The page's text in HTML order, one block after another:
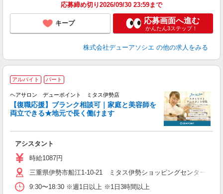
応募締め切り2026/09/30 23:59まで
キープ 応募画面へ進む
かんたん3ステップ！
株式会社デューアソシエ の他の求人をみる
アルバイト パート
ヘアサロン デューポイント ミタス伊勢店
【復職応援】ブランク相談可｜家庭と美容師を
両立できる★地元で長く働けます
アシスタント
時給1087円
三重県伊勢市船江1-10-21 ミタス伊勢ショッピングセンター内
9:30〜18:30 ※週1日以上 ※1日3時間以上